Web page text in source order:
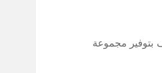
بتوفير مجموعة